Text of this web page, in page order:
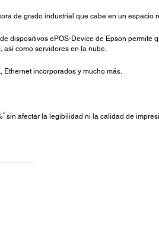
de grado industrial que cabe en un espacio
dispositivos ePOS-Device de Epson permite
así como servidores en la nube.
incorporados y mucho más.
3sin afectar la legibilidad ni la calidad de